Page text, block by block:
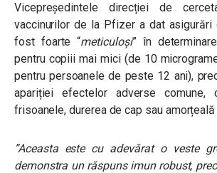
Vicepreședintele direcției de
vaccinurilor de la Pfizer a dat asigurări
fost foarte “meticuloși” în
pentru copiii mai mici (de 10
pentru persoanele de peste 12 ani),
apariției efectelor adverse
frisoanele, durerea de cap sau
”Aceasta este cu adevărat o veste
demonstra un răspuns imun robust,